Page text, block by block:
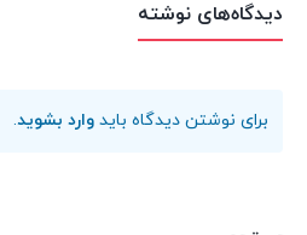
دیدگاه‌های نوشته
برای نوشتن دیدگاه باید وارد بشوید.